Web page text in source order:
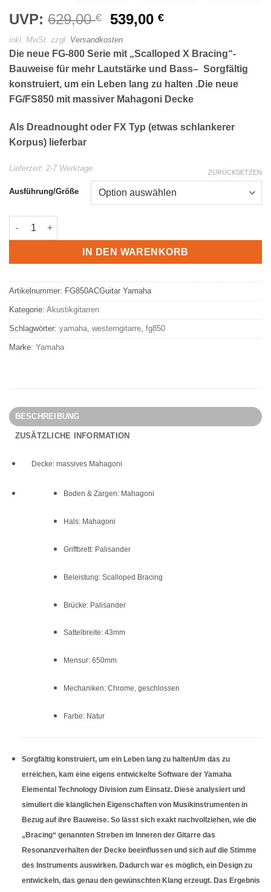
UVP: 629,00€
Ursprünglicher
Preis
war:
629,00 €
539,00€
ist:
539,00 €.
inkl. MwSt. zzgl. Versandkosten
Die neue FG-800 Serie mit „Scalloped X Bracing“-
Bauweise für mehr Lautstärke und Bass– Sorgfältig
konstruiert, um ein Leben lang zu halten .Die neue
FG/FS850 mit massiver Mahagoni Decke
Als Dreadnought oder FX Typ (etwas schlankerer
Korpus) lieferbar
Lieferzeit: 2-7 Werktage
Ausführung/Größe
ZURÜCKSETZEN
Yamaha FG850 /FS850 Acoustic Guitar Menge
IN DEN WARENKORB
Artikelnummer: FG850ACGuitar Yamaha
Kategorie: Akustikgitarren
Schlagwörter: yamaha westerngitarre fg850
Marke: Yamaha
BESCHREIBUNG
ZUSÄTZLICHE INFORMATION
Decke: massives Mahagoni
Boden & Zargen: Mahagoni
Hals: Mahagoni
Griffbrett: Palisander
Beleistung: Scalloped Bracing
Brücke: Palisander
Sattelbreite: 43mm
Mensur: 650mm
Mechaniken: Chrome, geschlossen
Farbe: Natur
Sorgfältig konstruiert, um ein Leben lang zu haltenUm das zu
erreichen, kam eine eigens entwickelte Software der Yamaha
Elemental Technology Division zum Einsatz. Diese analysiert und
simuliert die klanglichen Eigenschaften von Musikinstrumenten in
Bezug auf ihre Bauweise. So lässt sich exakt nachvollziehen, wie die
„Bracing“ genannten Streben im Inneren der Gitarre das
Resonanzverhalten der Decke beeinflussen und sich auf die Stimme
des Instruments auswirken. Dadurch war es möglich, ein Design zu
entwickeln, das genau den gewünschten Klang erzeugt. Das Ergebnis